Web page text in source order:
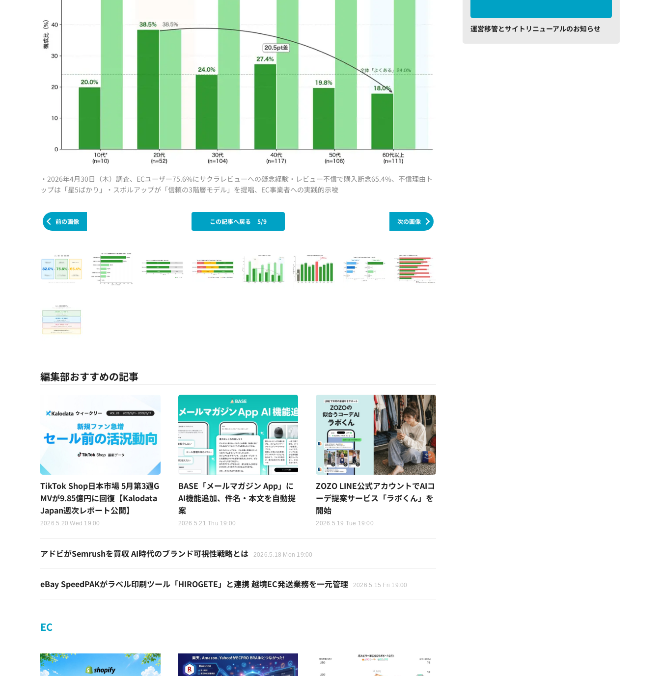
・2026年4月30日（木）調査、ECユーザー75.6%にサクラレビューへの疑念経験・レビュー不信で購入断念65.4%、不信理由ト
ップは「星5ばかり」・スポルアップが「信頼の3階層モデル」を提唱、EC事業者への実践的示唆
前の画像 次の画像
この記事へ戻る 5/9
編集部おすすめの記事
TikTok Shop日本市場 5月第3週G
MVが9.85億円に回復【Kalodata
Japan週次レポート公開】
2026.5.20 Wed 19:00
BASE「メールマガジン App」に
AI機能追加、件名・本文を自動提
案
2026.5.21 Thu 19:00
ZOZO LINE公式アカウントでAIコ
ーデ提案サービス「ラボくん」を
開始
2026.5.19 Tue 19:00
アドビがSemrushを買収 AI時代のブランド可視性戦略とは 2026.5.18 Mon 19:00
eBay SpeedPAKがラベル印刷ツール「HIROGETE」と連携 越境EC発送業務を一元管理 2026.5.15 Fri 19:00
EC
運営移管とサイトリニューアルのお知らせ